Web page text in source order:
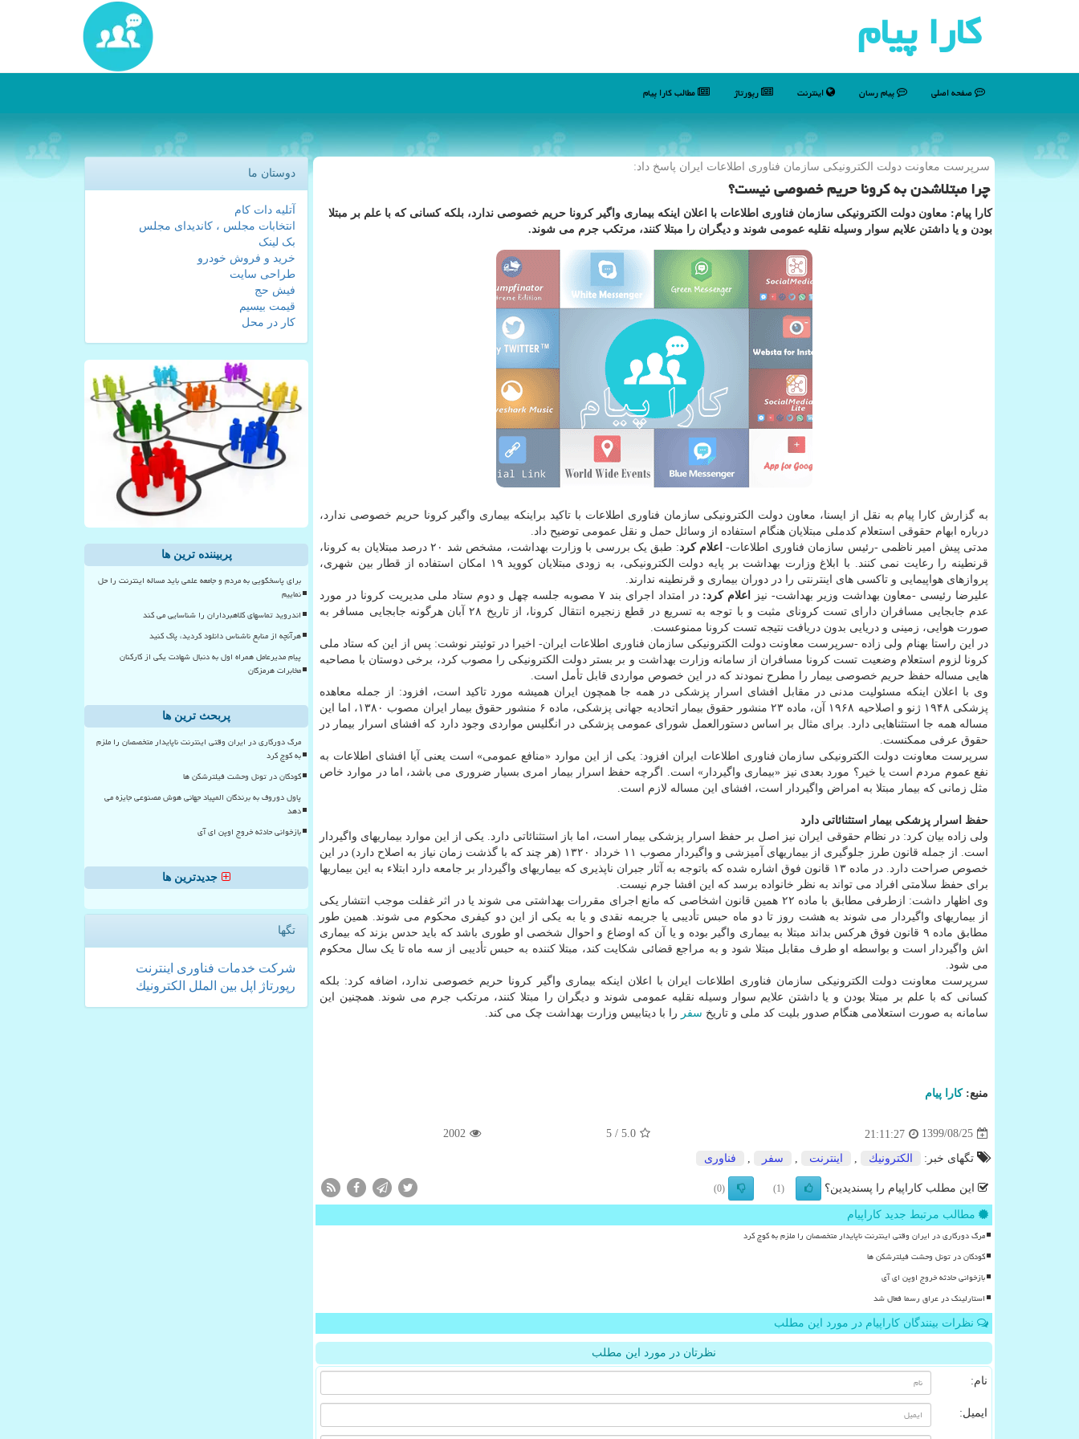
كارا پیام
صفحه اصلی پیام رسان اینترنت رپورتاژ مطالب كارا پیام
سرپرست معاونت دولت الكترونیكی سازمان فناوری اطلاعات ایران پاسخ داد:
چرا مبتلاشدن به كرونا حریم خصوصی نیست؟
كارا پیام: معاون دولت الكترونیكی سازمان فناوری اطلاعات با اعلان اینكه بیماری واگیر ⁧كرونا⁩ حریم خصوصی ندارد، بلكه كسانی كه با علم بر مبتلا
بودن و یا داشتن علایم سوار وسیله نقلیه عمومی شوند و دیگران را مبتلا كنند، مرتكب جرم می شوند.
به گزارش کارا پیام به نقل از ایسنا، معاون دولت الکترونیکی سازمان فناوری اطلاعات با تاکید براینکه بیماری واگیر ⁧کرونا⁩ حریم خصوصی ندارد،
درباره ابهام حقوقی استعلام کدملی مبتلایان هنگام استفاده از وسائل حمل و نقل عمومی توضیح داد.
مدتی پیش امیر ناظمی -رئیس سازمان فناوری اطلاعات- اعلام کرد
: طبق یک بررسی با وزارت بهداشت، مشخص شد ۲۰ درصد مبتلایان به کرونا،
قرنطینه را رعایت نمی کنند. با ابلاغ وزارت بهداشت بر پایه دولت الکترونیکی، به زودی مبتلایان کووید ۱۹ امکان استفاده از قطار بین شهری،
پروازهای هواپیمایی و تاکسی های اینترنتی را در دوران بیماری و قرنطینه ندارند.
علیرضا رئیسی -معاون بهداشت وزیر بهداشت- نیز
اعلام کرد:
در امتداد اجرای بند ۷ مصوبه جلسه چهل و دوم ستاد ملی مدیریت کرونا در مورد
عدم جابجایی مسافران دارای تست کرونای مثبت و با توجه به تسریع در قطع زنجیره انتقال کرونا، از تاریخ ۲۸ آبان هرگونه جابجایی مسافر به
صورت هوایی، زمینی و دریایی بدون دریافت نتیجه تست کرونا ممنوعست.
در این راستا بهنام ولی زاده -سرپرست معاونت دولت الکترونیکی سازمان فناوری اطلاعات ایران- اخیرا در توئیتر نوشت: ‏پس از این که ستاد ملی
کرونا لزوم استعلام وضعیت تست ⁧کرونا⁩ مسافران از سامانه وزارت بهداشت و بر بستر ⁧دولت الکترونیکی⁩ را مصوب کرد، برخی دوستان با مصاحبه
هایی مساله حفظ حریم خصوصی بیمار را مطرح نمودند ‏که در این خصوص مواردی قابل تأمل است.
وی با اعلان اینکه مسئولیت مدنی در مقابل افشای اسرار پزشکی در همه جا همچون ایران همیشه مورد تاکید است، افزود: ‏از جمله معاهده
پزشکی ۱۹۴۸ ژنو و اصلاحیه ۱۹۶۸ آن، ماده ۲۳ منشور حقوق بیمار اتحادیه جهانی پزشکی، ماده ۶ منشور حقوق بیمار ایران مصوب ۱۳۸۰، اما این
مساله همه جا استثناهایی دارد. برای مثال ‏بر اساس دستورالعمل شورای عمومی پزشکی در انگلیس مواردی وجود دارد که افشای اسرار بیمار در
حقوق عرفی ممکنست.
سرپرست معاونت دولت الکترونیکی سازمان فناوری اطلاعات ایران افزود: یکی از این موارد «⁧منافع عمومی⁩» است ‏یعنی آیا افشای اطلاعات به
نفع عموم مردم است یا خیر؟ مورد بعدی نیز «بیماری واگیردار⁩» است. ‏اگرچه حفظ اسرار بیمار امری بسیار ضروری می باشد، اما در موارد خاص
مثل زمانی که بیمار مبتلا به امراض واگیردار است، افشای این مساله لازم است.
حفظ ⁧اسرار پزشکی⁩ بیمار استثنائاتی دارد
ولی زاده بیان کرد: در نظام حقوقی ایران نیز اصل بر حفظ ⁧اسرار پزشکی⁩ بیمار است، اما باز استثنائاتی دارد. ‏یکی از این موارد بیماریهای واگیردار
است. ‏از جمله قانون طرز جلوگیری از بیماریهای آمیزشی و واگیردار مصوب ۱۱ خرداد ۱۳۲۰ (هر چند که با گذشت زمان نیاز به اصلاح دارد) در این
خصوص صراحت دارد. در ماده ۱۳ قانون فوق اشاره شده که باتوجه به آثار جبران ناپذیری که بیماریهای واگیردار بر جامعه دارد ابتلاء به این بیماریها
برای حفظ سلامتی افراد می تواند به نظر خانواده برسد که این افشا جرم نیست.
وی اظهار داشت: ازطرفی مطابق با ماده ۲۲ همین قانون ‏اشخاصی که مانع اجرای مقررات بهداشتی می شوند یا در اثر غفلت موجب انتشار یکی
از بیماریهای واگیردار می شوند به هشت روز تا دو ماه حبس تأدیبی یا جریمه نقدی و یا به یکی از این دو کیفری محکوم می شوند. همین طور
مطابق ماده ۹ قانون فوق هرکس بداند مبتلا به بیماری واگیر بوده و یا آن که اوضاع و احوال شخصی او طوری باشد که باید حدس بزند که بیماری
اش واگیردار است و بواسطه او طرف مقابل مبتلا شود و به مراجع قضائی شکایت کند، مبتلا کننده به حبس تأدیبی از سه ماه تا یک سال محکوم
می شود.
سرپرست معاونت دولت الکترونیکی سازمان فناوری اطلاعات ایران با اعلان اینکه بیماری واگیر ⁧کرونا⁩ حریم خصوصی ندارد، اضافه کرد: بلکه
کسانی که با علم بر مبتلا بودن و یا داشتن علایم سوار وسیله نقلیه عمومی شوند و دیگران را مبتلا کنند، مرتکب جرم می شوند. ‏همچنین این
سامانه به صورت استعلامی هنگام صدور بلیت کد ملی و تاریخ سفر را با دیتابیس وزارت بهداشت چک می کند.
منبع:كارا پیام
1399/08/25
21:11:27
5.0
/ 5
2002
تگهای خبر: الكترونیك اینترنت سفر فناوری
این مطلب کاراپیام را پسندیدین؟ (1)
(0)
مطالب مرتبط جدید کاراپیام
مرگ دورکاری در ایران وقتی اینترنت ناپایدار متخصصان را ملزم به کوچ کرد
کودکان در تونل وحشت فیلترشکن ها
بازخوانی حادثه خروج اوپن ای آی
استارلینک در عراق رسما فعال شد
نظرات بینندگان کاراپیام در مورد این مطلب
نظرتان در مورد این مطلب
نام:
ایمیل:
دوستان ما
آتلیه دات کام
انتخابات مجلس ، کاندیدای مجلس
بک لینک
خرید و فروش خودرو
طراحی سایت
فیش حج
قیمت بیسیم
کار در محل
پربیننده ترین ها
برای پاسخگویی به مردم و جامعه علمی باید مساله اینترنت را حل
نماییم
اندروید تماسهای کلاهبرداران را شناسایی می کند
هرآنچه از منابع ناشناس دانلود کردید، پاک کنید
پیام مدیرعامل همراه اول به دنبال شهادت یکی از کارکنان
مخابرات هرمزگان
پربحث ترین ها
مرگ دورکاری در ایران وقتی اینترنت ناپایدار متخصصان را ملزم
به کوچ کرد
کودکان در تونل وحشت فیلترشکن ها
پاول دوروف به برندگان المپیاد جهانی هوش مصنوعی جایزه می
دهد
بازخوانی حادثه خروج اوپن ای آی
جدیدترین ها
تگها
شركت خدمات فناوری اینترنت
رپورتاژ
اپل بین الملل الكترونیك